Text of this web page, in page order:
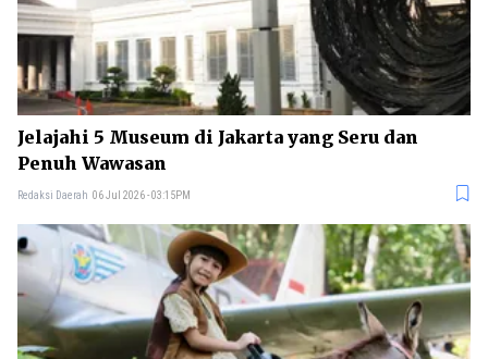
Jelajahi 5 Museum di Jakarta yang Seru dan
Penuh Wawasan
Redaksi Daerah 06 Jul 2026 - 03:15PM